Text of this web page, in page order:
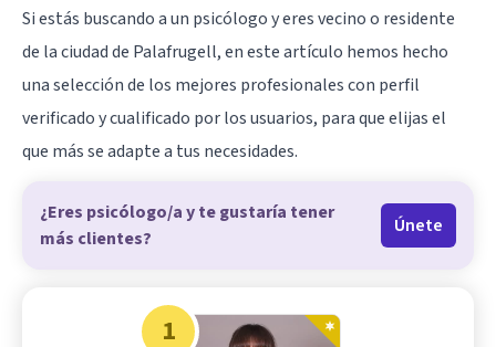
Si estás buscando a un psicólogo y eres vecino o residente
de la ciudad de Palafrugell, en este artículo hemos hecho
una selección de los mejores profesionales con perfil
verificado y cualificado por los usuarios, para que elijas el
que más se adapte a tus necesidades.
¿Eres psicólogo/a y te gustaría tener
más clientes?
Únete
1